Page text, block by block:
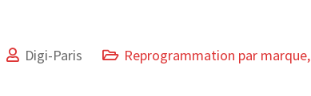
Digi-Paris Reprogrammation par marque,